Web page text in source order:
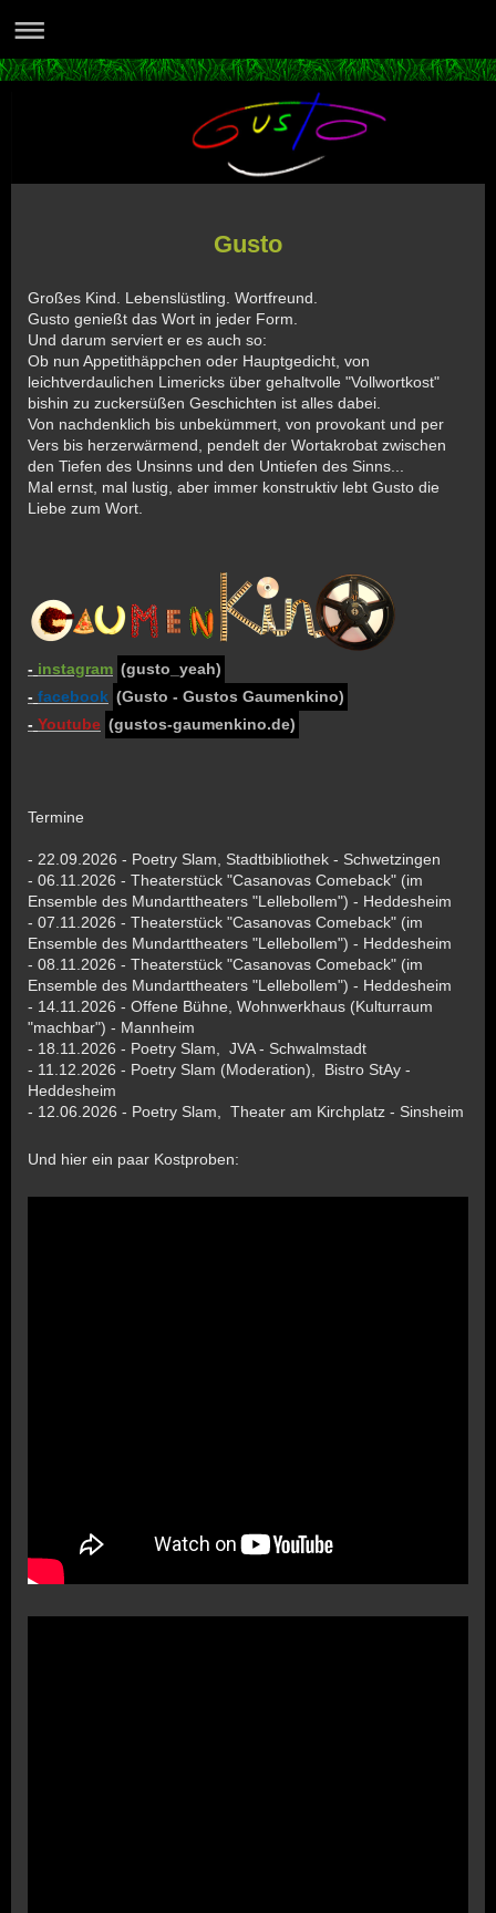
Gusto
Großes Kind. Lebenslüstling. Wortfreund.
Gusto genießt das Wort in jeder Form.
Und darum serviert er es auch so:
Ob nun Appetithäppchen oder Hauptgedicht, von
leichtverdaulichen Limericks über gehaltvolle "Vollwortkost"
bishin zu zuckersüßen Geschichten ist alles dabei.
Von nachdenklich bis unbekümmert, von provokant und per
Vers bis herzerwärmend, pendelt der Wortakrobat zwischen
den Tiefen des Unsinns und den Untiefen des Sinns...
Mal ernst, mal lustig, aber immer konstruktiv lebt Gusto die
Liebe zum Wort.
- instagram (gusto_yeah)
- facebook (Gusto - Gustos Gaumenkino)
- Youtube (gustos-gaumenkino.de)
Termine
- 22.09.2026 - Poetry Slam, Stadtbibliothek - Schwetzingen
- 06.11.2026 - Theaterstück "Casanovas Comeback" (im
Ensemble des Mundarttheaters "Lellebollem") - Heddesheim
- 07.11.2026 - Theaterstück "Casanovas Comeback" (im
Ensemble des Mundarttheaters "Lellebollem") - Heddesheim
- 08.11.2026 - Theaterstück "Casanovas Comeback" (im
Ensemble des Mundarttheaters "Lellebollem") - Heddesheim
- 14.11.2026 - Offene Bühne, Wohnwerkhaus (Kulturraum
"machbar") - Mannheim
- 18.11.2026 - Poetry Slam, JVA - Schwalmstadt
- 11.12.2026 - Poetry Slam (Moderation), Bistro StAy -
Heddesheim
- 12.06.2026 - Poetry Slam, Theater am Kirchplatz - Sinsheim
Und hier ein paar Kostproben: